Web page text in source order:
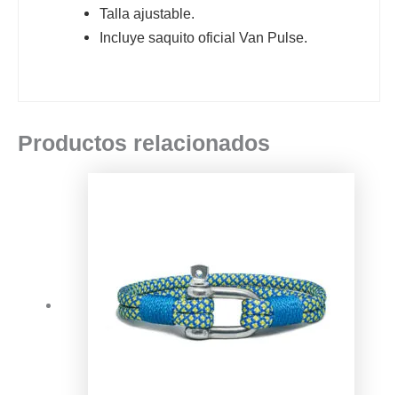
Talla ajustable.
Incluye saquito oficial Van Pulse.
Productos relacionados